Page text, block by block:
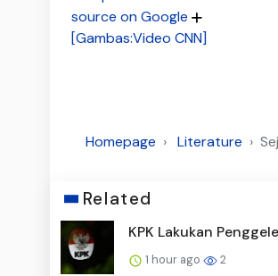
source on Google
[Gambas:Video CNN]
Homepage Literature
Related
KPK Lakukan
1 hour ago 2